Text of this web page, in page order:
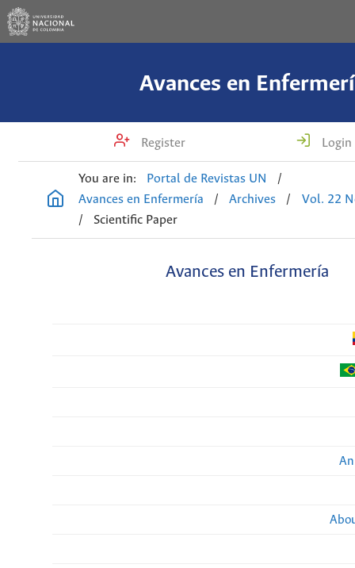
Avances en
Register Login
You are in: Portal de Revistas UN
/
Avances en Enfermería
/ Archives /
Vol. 22
/
Scientific Paper
Avances en Enfermería